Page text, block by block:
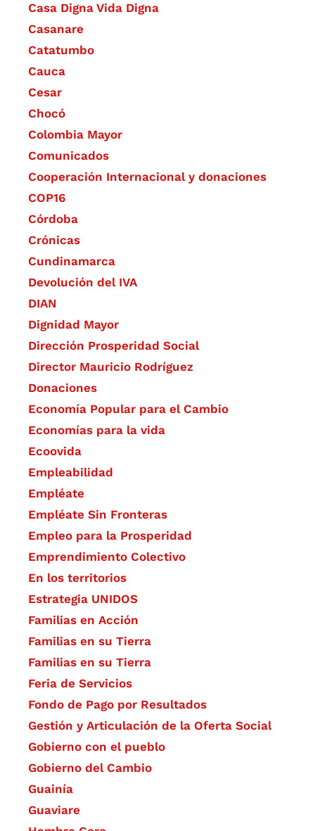
Casa Digna Vida Digna
Casanare
Catatumbo
Cauca
Cesar
Chocó
Colombia Mayor
Comunicados
Cooperación Internacional y donaciones
COP16
Córdoba
Crónicas
Cundinamarca
Devolución del IVA
DIAN
Dignidad Mayor
Dirección Prosperidad Social
Director Mauricio Rodríguez
Donaciones
Economía Popular para el Cambio
Economías para la vida
Ecoovida
Empleabilidad
Empléate
Empléate Sin Fronteras
Empleo para la Prosperidad
Emprendimiento Colectivo
En los territorios
Estrategia UNIDOS
Familias en Acción
Familias en su Tierra
Familias en su Tierra
Feria de Servicios
Fondo de Pago por Resultados
Gestión y Articulación de la Oferta Social
Gobierno con el pueblo
Gobierno del Cambio
Guainía
Guaviare